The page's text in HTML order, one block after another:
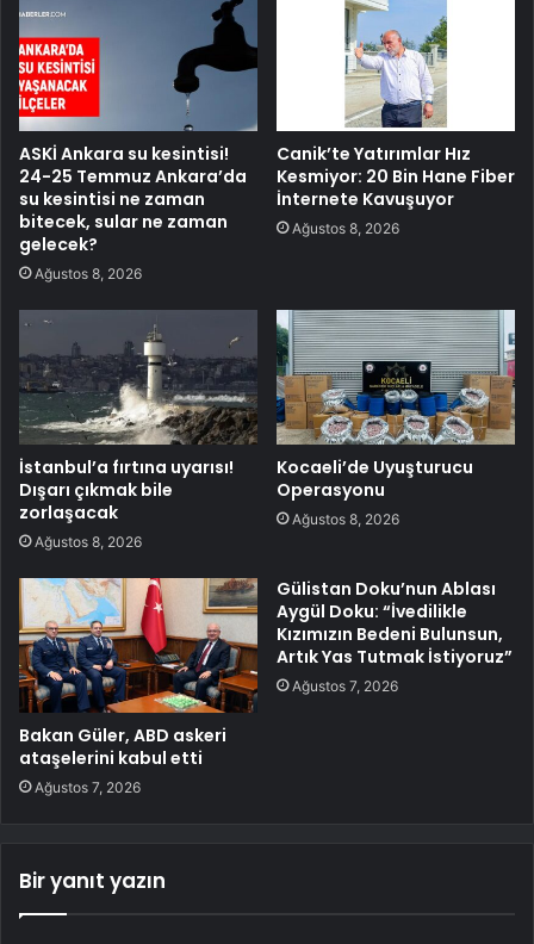
ASKİ Ankara su kesintisi!
24-25 Temmuz Ankara’da
su kesintisi ne zaman
bitecek, sular ne zaman
gelecek?
Ağustos 8, 2026
Canik’te Yatırımlar Hız
Kesmiyor: 20 Bin Hane Fiber
İnternete Kavuşuyor
Ağustos 8, 2026
İstanbul’a fırtına uyarısı!
Dışarı çıkmak bile
zorlaşacak
Ağustos 8, 2026
Kocaeli’de Uyuşturucu
Operasyonu
Ağustos 8, 2026
Bakan Güler, ABD askeri
ataşelerini kabul etti
Ağustos 7, 2026
Gülistan Doku’nun Ablası
Aygül Doku: “İvedilikle
Kızımızın Bedeni Bulunsun,
Artık Yas Tutmak İstiyoruz”
Ağustos 7, 2026
Bir yanıt yazın